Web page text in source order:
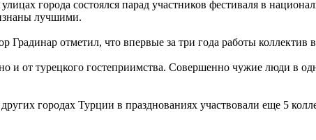
города состоялся парад участников фестиваля в
лучшими.
Градинар отметил, что впервые за три года работы коллектив
но и от турецкого гостеприимства. Совершенно чужие люди в
городах Турции в празднованиях участвовали еще 5